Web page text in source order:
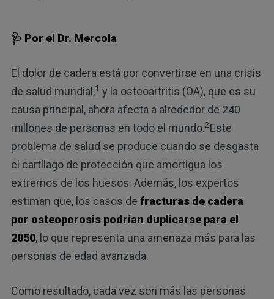
🩺 Por el Dr. Mercola
El dolor de cadera está por convertirse en una crisis
de salud mundial,1 y la osteoartritis (OA), que es su
causa principal, ahora afecta a alrededor de 240
millones de personas en todo el mundo.2Este
problema de salud se produce cuando se desgasta
el cartílago de protección que amortigua los
extremos de los huesos. Además, los expertos
estiman que, los casos de fracturas de cadera
por osteoporosis podrían duplicarse para el
2050, lo que representa una amenaza más para las
personas de edad avanzada.
Como resultado, cada vez son más las personas